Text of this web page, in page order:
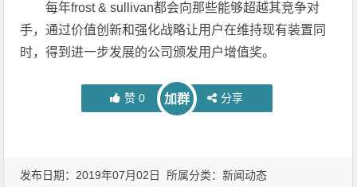
每年frost & sullivan都会向那些能够超越其竞争对
手，通过价值创新和强化战略让用户在维持现有装置同
时，得到进一步发展的公司颁发用户增值奖。
赞 0 加群 分享
发布日期：2019年07月02日 所属分类：新闻动态